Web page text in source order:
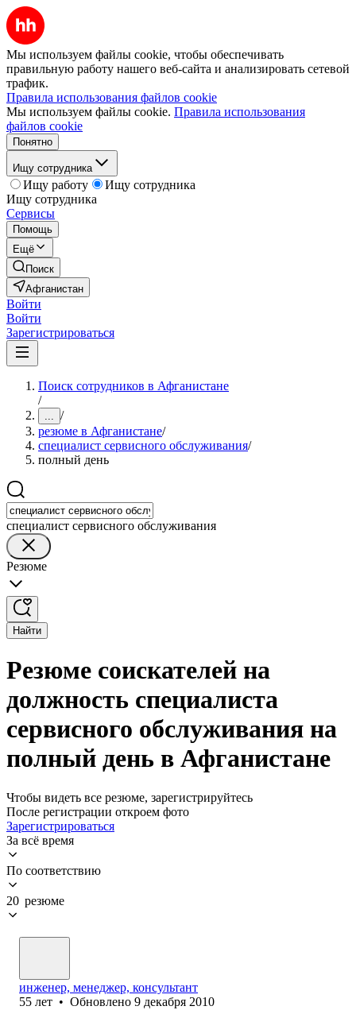
Мы используем файлы cookie, чтобы обеспечивать
правильную работу нашего веб-сайта и анализировать сетевой
трафик.
Правила использования файлов cookie
Мы используем файлы cookie. Правила использования
файлов cookie
Понятно
Ищу сотрудника
Ищу работу
Ищу сотрудника
Ищу сотрудника
Сервисы
Помощь
Ещё
Поиск
Афганистан
Войти
Войти
Зарегистрироваться
Поиск сотрудников в Афганистане
/
... /
резюме в Афганистане/
специалист сервисного обслуживания/
полный день
специалист сервисного обслуживания
Резюме
Найти
Резюме соискателей на
должность специалиста
сервисного обслуживания на
полный день в Афганистане
Чтобы видеть все резюме, зарегистрируйтесь
После регистрации откроем фото
Зарегистрироваться
За всё время
По соответствию
20 резюме
инженер, менеджер, консультант
55 лет • Обновлено 9 декабря 2010